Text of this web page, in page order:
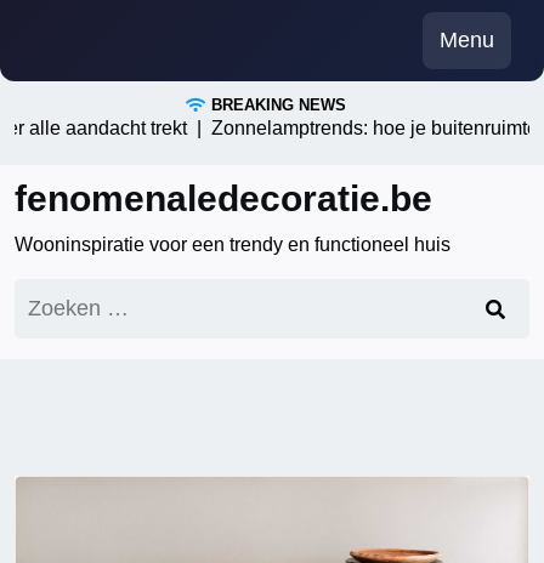
content
Menu
BREAKING NEWS
aandacht trekt |Zonnelamptrends: hoe je buitenruimtes
fenomenaledecoratie.be
Wooninspiratie voor een trendy en functioneel huis
naar: